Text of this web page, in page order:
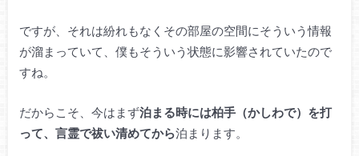
ですが、それは紛れもなくその部屋の空間にそういう情報
が溜まっていて、僕もそういう状態に影響されていたので
すね。
だからこそ、今はまず泊まる時には柏手（かしわで）を打
って、言霊で祓い清めてから泊まります。